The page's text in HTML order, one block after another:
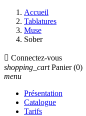
Accueil
Tablatures
Muse
Sober
 Connectez-vous
shopping_cart Panier (0)
menu
Présentation
Catalogue
Tarifs